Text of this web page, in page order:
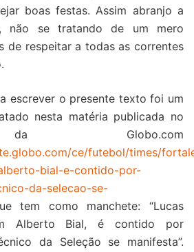
boas festas. Assim abranjo a
não se tratando de um mero
de respeitar a todas as correntes
escrever o presente texto foi um
nesta matéria publicada no
Globo.com
ce/futebol/times/
bial-e-contido-por-
da-selecao-se-
tem como manchete: “Lucas
Alberto Bial, é contido por
da Seleção se manifesta”.